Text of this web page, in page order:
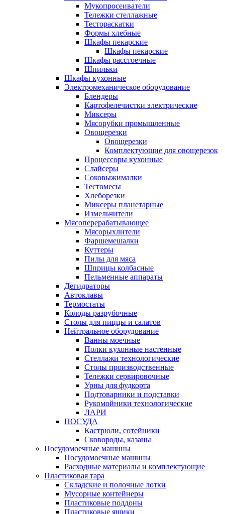
Мукопросеиватели
Тележки стеллажные
Тестораскатки
Формы хлебные
Шкафы пекарские
Шкафы пекарские
Шкафы расстоечные
Шпильки
Шкафы кухонные
Электромеханическое оборудование
Блендеры
Картофелечистки электрические
Миксеры
Мясорубки промышленные
Овощерезки
Овощерезки
Комплектующие для овощерезок
Процессоры кухонные
Слайсеры
Соковыжималки
Тестомесы
Хлеборезки
Миксеры планетарные
Измельчители
Мясоперерабатывающее
Мясорыхлители
Фаршемешалки
Куттеры
Пилы для мяса
Шприцы колбасные
Пельменные аппараты
Дегидраторы
Автоклавы
Термостаты
Колоды разрубочные
Столы для пиццы и салатов
Нейтральное оборудование
Ванны моечные
Полки кухонные настенные
Стеллажи технологические
Столы производственные
Тележки сервировочные
Урны для фудкорта
Подтоварники и подставки
Рукомойники технологические
ЛАРИ
ПОСУДА
Кастрюли, сотейники
Сковороды, казаны
Посудомоечные машины
Посудомоечные машины
Расходные материалы и комплектующие
Пластиковая тара
Складские и полочные лотки
Мусорные контейнеры
Пластиковые поддоны
Пластиковые ящики